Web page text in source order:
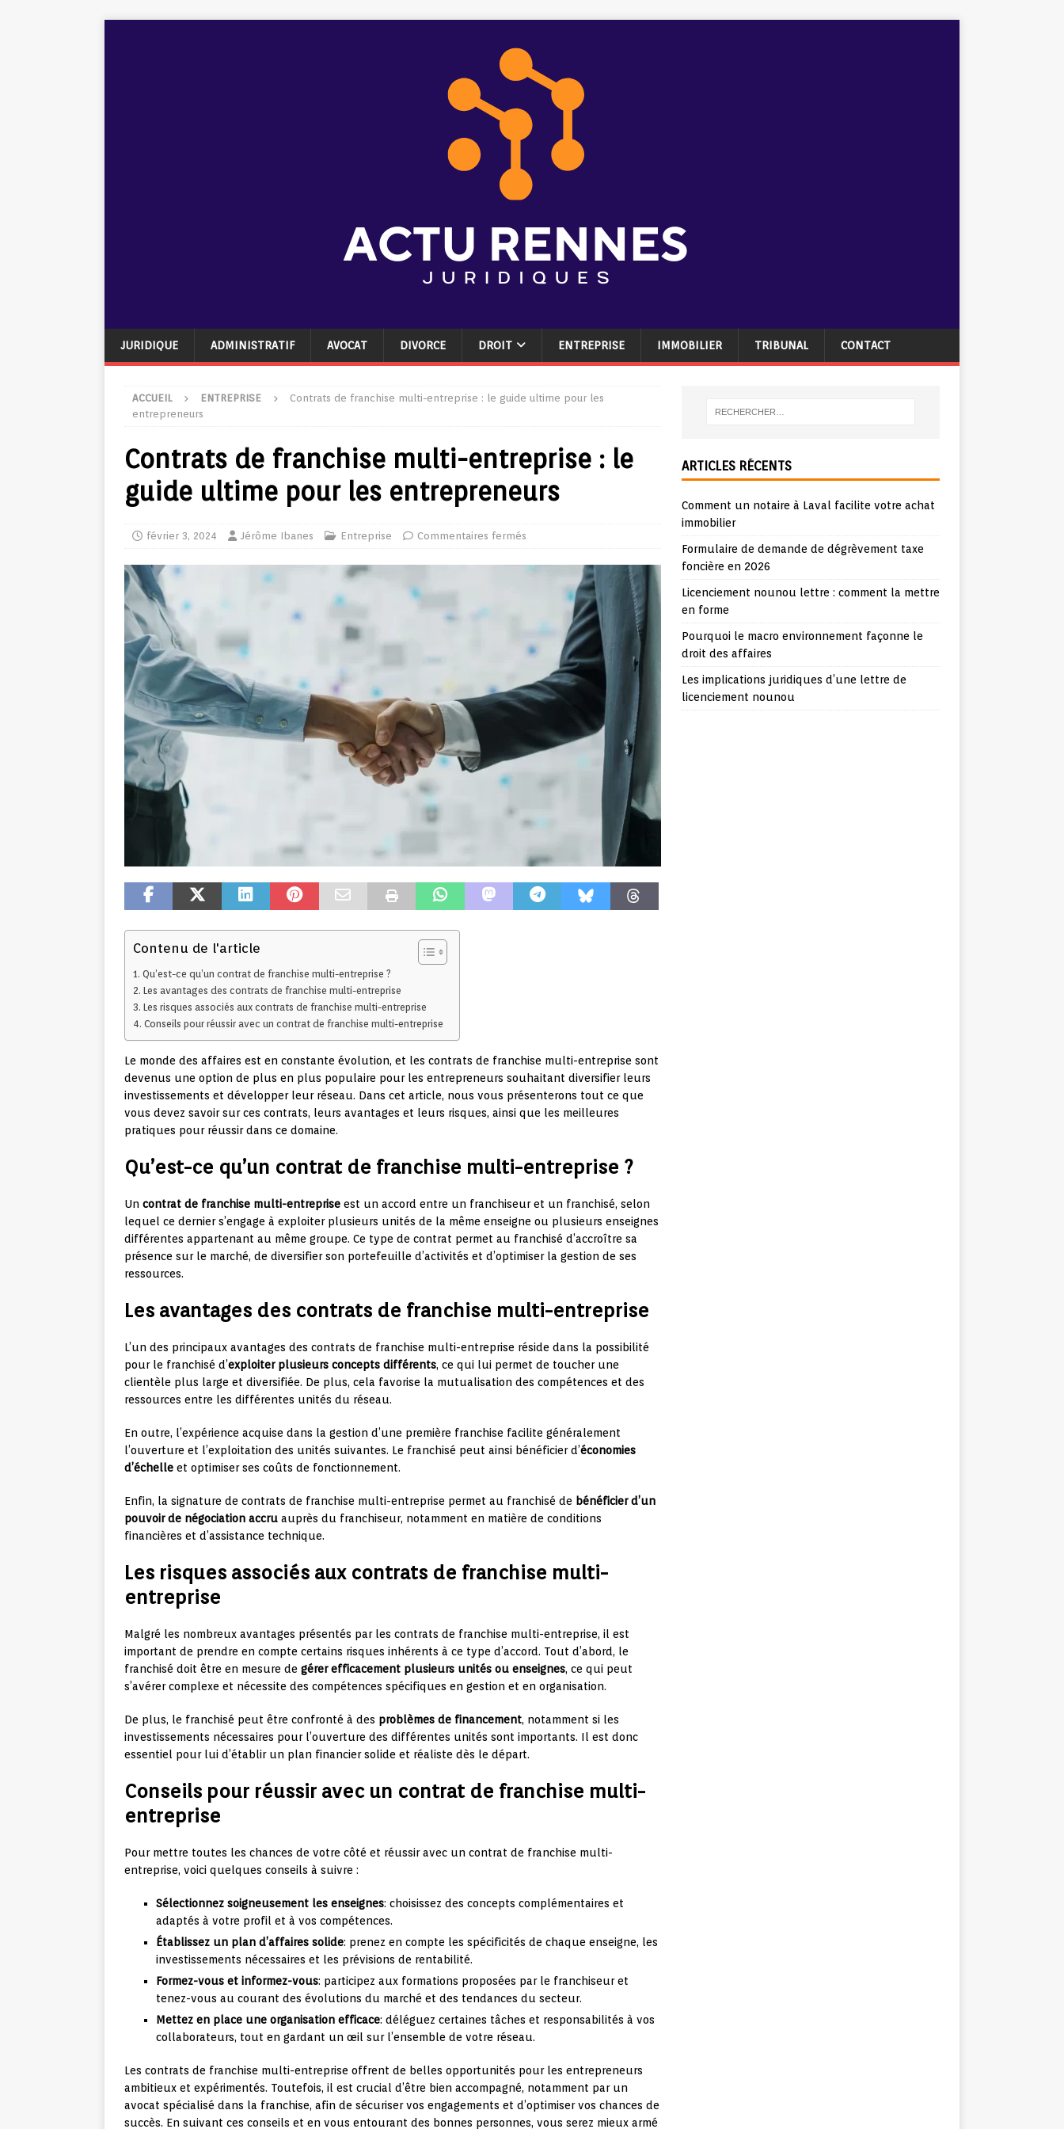
JURIDIQUE ADMINISTRATIF AVOCAT DIVORCE DROIT ENTREPRISE IMMOBILIER TRIBUNAL CONTACT
ACCUEIL ENTREPRISE
Contrats de franchise multi-entreprise : le guide ultime pour les
entrepreneurs
Contrats de franchise multi-entreprise : le
guide ultime pour les entrepreneurs
février 3, 2024 Jérôme Ibanes Entreprise Commentaires fermés
Contenu de l'article
Qu’est-ce qu’un contrat de franchise multi-entreprise ?
Les avantages des contrats de franchise multi-entreprise
Les risques associés aux contrats de franchise multi-entreprise
Conseils pour réussir avec un contrat de franchise multi-entreprise
Le monde des affaires est en constante évolution, et les contrats de franchise multi-entreprise sont
devenus une option de plus en plus populaire pour les entrepreneurs souhaitant diversifier leurs
investissements et développer leur réseau. Dans cet article, nous vous présenterons tout ce que
vous devez savoir sur ces contrats, leurs avantages et leurs risques, ainsi que les meilleures
pratiques pour réussir dans ce domaine.
Qu’est-ce qu’un contrat de franchise multi-entreprise ?
Un contrat de franchise multi-entreprise est un accord entre un franchiseur et un franchisé, selon
lequel ce dernier s’engage à exploiter plusieurs unités de la même enseigne ou plusieurs enseignes
différentes appartenant au même groupe. Ce type de contrat permet au franchisé d’accroître sa
présence sur le marché, de diversifier son portefeuille d’activités et d’optimiser la gestion de ses
ressources.
Les avantages des contrats de franchise multi-entreprise
L’un des principaux avantages des contrats de franchise multi-entreprise réside dans la possibilité
pour le franchisé d’exploiter plusieurs concepts différents, ce qui lui permet de toucher une
clientèle plus large et diversifiée. De plus, cela favorise la mutualisation des compétences et des
ressources entre les différentes unités du réseau.
En outre, l’expérience acquise dans la gestion d’une première franchise facilite généralement
l’ouverture et l’exploitation des unités suivantes. Le franchisé peut ainsi bénéficier d’économies
d’échelle et optimiser ses coûts de fonctionnement.
Enfin, la signature de contrats de franchise multi-entreprise permet au franchisé de bénéficier d’un
pouvoir de négociation accru auprès du franchiseur, notamment en matière de conditions
financières et d’assistance technique.
Les risques associés aux contrats de franchise multi-
entreprise
Malgré les nombreux avantages présentés par les contrats de franchise multi-entreprise, il est
important de prendre en compte certains risques inhérents à ce type d’accord. Tout d’abord, le
franchisé doit être en mesure de gérer efficacement plusieurs unités ou enseignes, ce qui peut
s’avérer complexe et nécessite des compétences spécifiques en gestion et en organisation.
De plus, le franchisé peut être confronté à des problèmes de financement, notamment si les
investissements nécessaires pour l’ouverture des différentes unités sont importants. Il est donc
essentiel pour lui d’établir un plan financier solide et réaliste dès le départ.
Conseils pour réussir avec un contrat de franchise multi-
entreprise
Pour mettre toutes les chances de votre côté et réussir avec un contrat de franchise multi-
entreprise, voici quelques conseils à suivre :
Sélectionnez soigneusement les enseignes: choisissez des concepts complémentaires et
adaptés à votre profil et à vos compétences.
Établissez un plan d’affaires solide: prenez en compte les spécificités de chaque enseigne, les
investissements nécessaires et les prévisions de rentabilité.
Formez-vous et informez-vous: participez aux formations proposées par le franchiseur et
tenez-vous au courant des évolutions du marché et des tendances du secteur.
Mettez en place une organisation efficace: déléguez certaines tâches et responsabilités à vos
collaborateurs, tout en gardant un œil sur l’ensemble de votre réseau.
Les contrats de franchise multi-entreprise offrent de belles opportunités pour les entrepreneurs
ambitieux et expérimentés. Toutefois, il est crucial d’être bien accompagné, notamment par un
avocat spécialisé dans la franchise, afin de sécuriser vos engagements et d’optimiser vos chances de
succès. En suivant ces conseils et en vous entourant des bonnes personnes, vous serez mieux armé
ARTICLES RÉCENTS
Comment un notaire à Laval facilite votre achat
immobilier
Formulaire de demande de dégrèvement taxe
foncière en 2026
Licenciement nounou lettre : comment la mettre
en forme
Pourquoi le macro environnement façonne le
droit des affaires
Les implications juridiques d’une lettre de
licenciement nounou